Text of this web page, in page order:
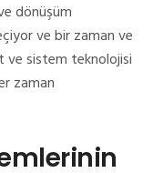
dönüşüm
ve bir zaman ve
ve sistem teknolojisi
zaman